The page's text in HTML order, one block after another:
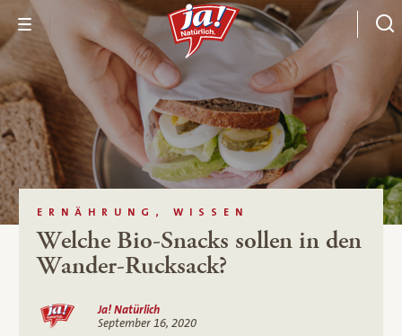
ERNÄHRUNG, WISSEN
Welche Bio-Snacks sollen in den
Wander-Rucksack?
Ja! Natürlich
September 16, 2020